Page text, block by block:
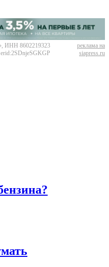
ИНН 8602219323
erid:2SDnjeSGKGP
реклама на
siapress.ru